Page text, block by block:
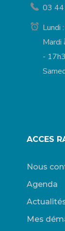
03
Lundi
Mardi
-
ACCES
Nous
Agenda
Mes